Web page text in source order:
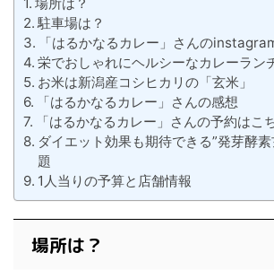
駐車場は？
「はるかなるカレー」さんの
栄でおしゃれにヘルシーなカレーラン
お米は新潟産コシヒカリの「玄米」
「はるかなるカレー」さんの感想
「はるかなるカレー」さんの予約はこ
ダイエット効果も期待できる”発芽酵
題
1人当りの予算と店舗情報
場所は？